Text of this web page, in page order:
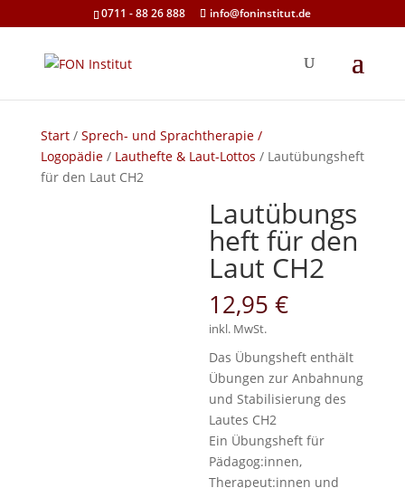
0711 - 88 26 888 info@foninstitut.de
Start/ Sprech- und Sprachtherapie /
Logopädie/ Lauthefte & Laut-Lottos / Lautübungsheft
für den Laut CH2
Lautübungs
heft für den
Laut CH2
12,95€
inkl. MwSt.
Das Übungsheft enthält
Übungen zur Anbahnung
und Stabilisierung des
Lautes CH2
Ein Übungsheft für
Pädagog:innen,
Therapeut:innen und